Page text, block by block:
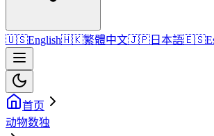
🇺🇸English🇭🇰繁體中文🇯🇵 日本語🇪🇸
首页
动物数独